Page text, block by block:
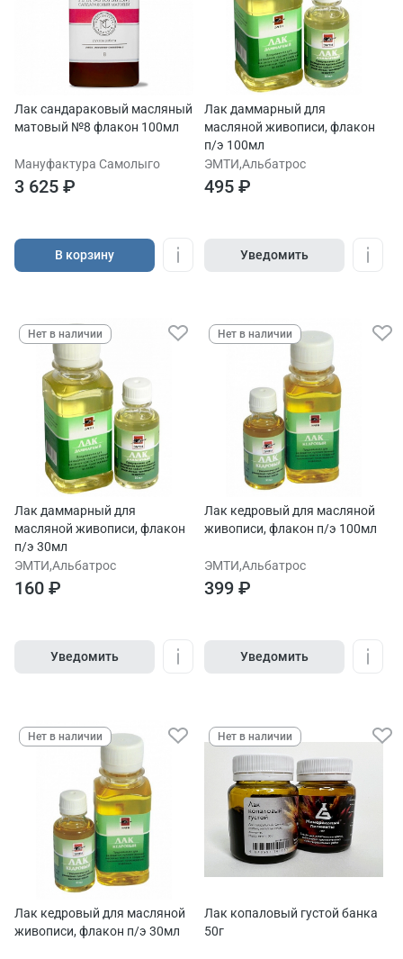
Лак сандараковый масляный
матовый №8 флакон 100мл
Мануфактура Самолыго
3 625 ₽
В корзину
Лак даммарный для
масляной живописи, флакон
п/э 100мл
ЭМТИ,Альбатрос
495 ₽
Уведомить
Нет в наличии
Лак даммарный для
масляной живописи, флакон
п/э 30мл
ЭМТИ,Альбатрос
160 ₽
Уведомить
Нет в наличии
Лак кедровый для масляной
живописи, флакон п/э 100мл
ЭМТИ,Альбатрос
399 ₽
Уведомить
Нет в наличии
Лак кедровый для масляной
живописи, флакон п/э 30мл
Нет в наличии
Лак копаловый густой банка
50г